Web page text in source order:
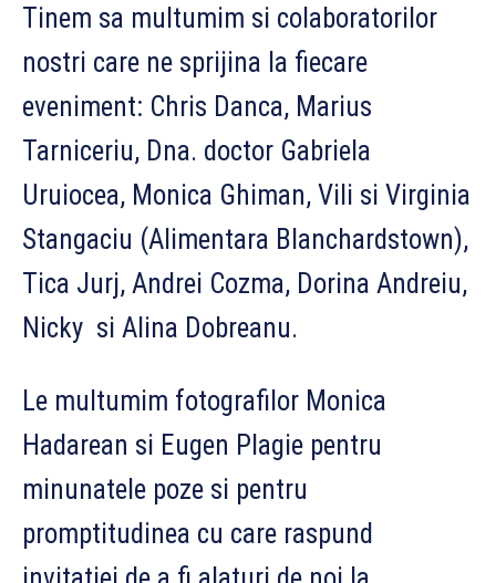
Tinem sa multumim si colaboratorilor
nostri care ne sprijina la fiecare
eveniment: Chris Danca, Marius
Tarniceriu, Dna. doctor Gabriela
Uruiocea, Monica Ghiman, Vili si Virginia
Stangaciu (Alimentara Blanchardstown),
Tica Jurj, Andrei Cozma, Dorina Andreiu,
Nicky si Alina Dobreanu.
Le multumim fotografilor Monica
Hadarean si Eugen Plagie pentru
minunatele poze si pentru
promptitudinea cu care raspund